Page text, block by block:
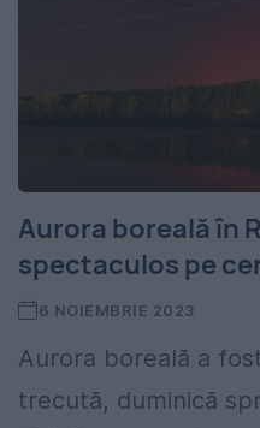
Aurora boreală în
spectaculos pe
6 NOIEMBRIE 2023
Aurora boreală a
trecută, duminică